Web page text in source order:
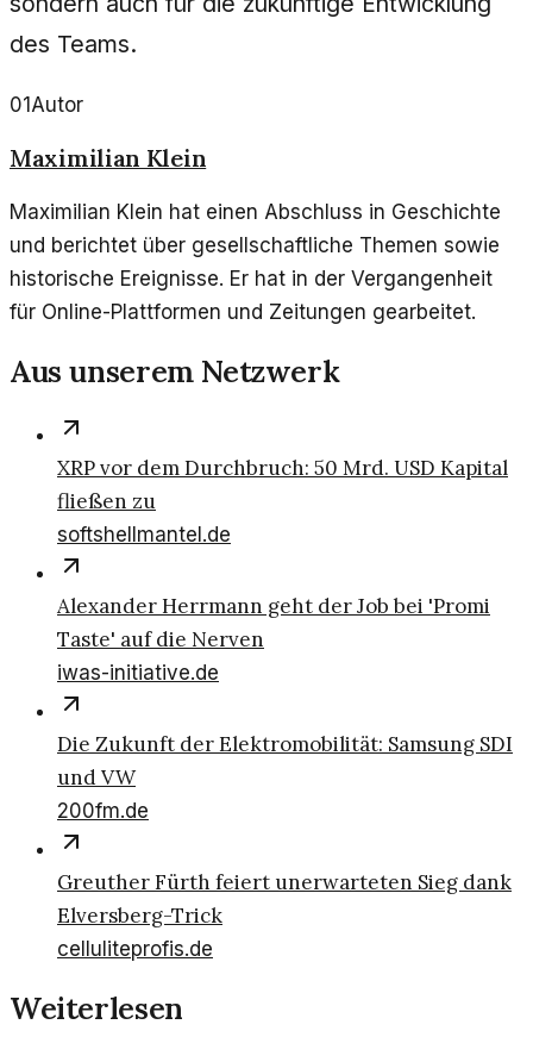
des Teams.
01Autor
Maximilian Klein
Maximilian Klein hat einen Abschluss in Geschichte
und berichtet über gesellschaftliche Themen sowie
historische Ereignisse. Er hat in der Vergangenheit
für Online-Plattformen und Zeitungen gearbeitet.
Aus unserem Netzwerk
XRP vor dem Durchbruch: 50 Mrd. USD Kapital
fließen zu
softshellmantel.de
Alexander Herrmann geht der Job bei 'Promi
Taste' auf die Nerven
iwas-initiative.de
Die Zukunft der Elektromobilität: Samsung SDI
und VW
200fm.de
Greuther Fürth feiert unerwarteten Sieg dank
Elversberg-Trick
celluliteprofis.de
Weiterlesen